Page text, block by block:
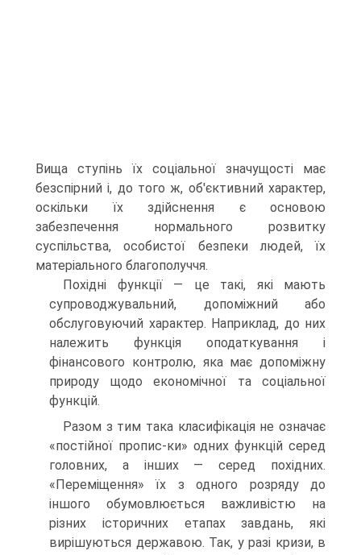
Вища ступінь їх соціальної значущості має
безспірний і, до того ж, об'єктивний характер,
оскільки їх здійснення є основою
забезпечення нормального розвитку
суспільства, особистої безпеки людей, їх
матеріального благополуччя.
Похідні функції — це такі, які мають
супроводжувальний, допоміжний або
обслуговуючий характер. Наприклад, до них
належить функція оподаткування і
фінансового контролю, яка має допоміжну
природу щодо економічної та соціальної
функцій.
Разом з тим така класифікація не означає
«постійної пропис-ки» одних функцій серед
головних, а інших — серед похідних.
«Переміщення» їх з одного розряду до
іншого обумовлюється важливістю на
різних історичних етапах завдань, які
вирішуються державою. Так, у разі кризи, в